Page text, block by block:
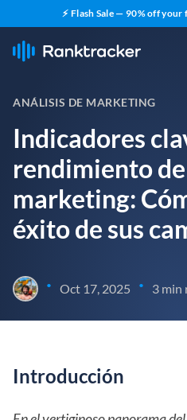
⚡ Flash Sale — 90% off
ANÁLISIS DE MARKETING
Indicadores
rendimiento
marketing:
éxito de sus
• Oct 17, 2025 • 3 min
Introducción